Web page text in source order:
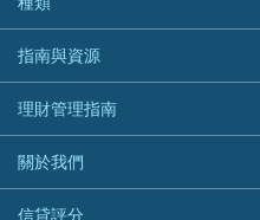
WeLab Bank
WeLend 貸款
自駕遊比較
相機有得保
專為孕婦設計的最佳旅遊保險
最佳滑雪旅遊保險
最適合BB的旅遊保險
中國平安
HSBC滙豐銀行
MSIG 三井住友
Prudential 保誠
QBE 昆士蘭
長橋證券
WeBull微牛證券
漲樂全球通｜華泰國際
OSL
華盛証券好唔好？
漲樂全球通好唔好？
IB盈透證券好唔好？
盈立證券 uSMART 好唔好？
Stashaway好唔好？
港股5隻高息ETF精選
什麼是ETF？
香港30大高息股排行
黃金ETF懶人包
最值得注意的比特幣ETF
選股策略：五步調查攻略
尊尚銀行戶口
Citi Plus
中信銀行inMotion
Airwallex銀行
定期存款
港元定存
人民幣定存
美元定存
英鎊定存
指南與資源
理財資訊
識慳識賺
債務管理
投資理財
理財管理指南
常用相關詞彙
MoneyHero電子報
關於我們
服務承諾
信貸評分